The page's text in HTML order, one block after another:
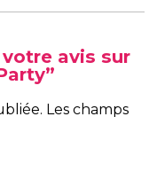
avis sur
Les champs